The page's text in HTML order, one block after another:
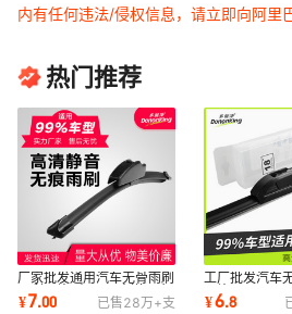
内有任何违法/侵权信息，请立即向阿里
热门推荐
厂家批发通用汽车无骨雨刷
雨刮器片A级100支送一个
立式展示架
¥7.00 已售28万+支
工厂批发汽车
器片Wiper
立式形象展示
¥6.8